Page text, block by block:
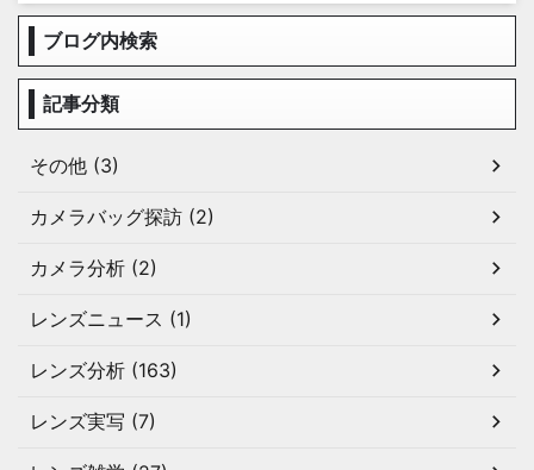
ブログ内検索
記事分類
その他 (3)
カメラバッグ探訪 (2)
カメラ分析 (2)
レンズニュース (1)
レンズ分析 (163)
レンズ実写 (7)